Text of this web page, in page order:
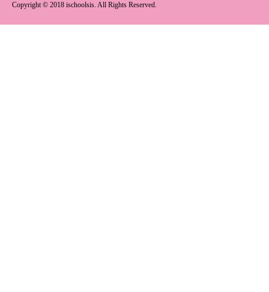
Copyright © 2018 ischoolsis. All Rights Reserved.